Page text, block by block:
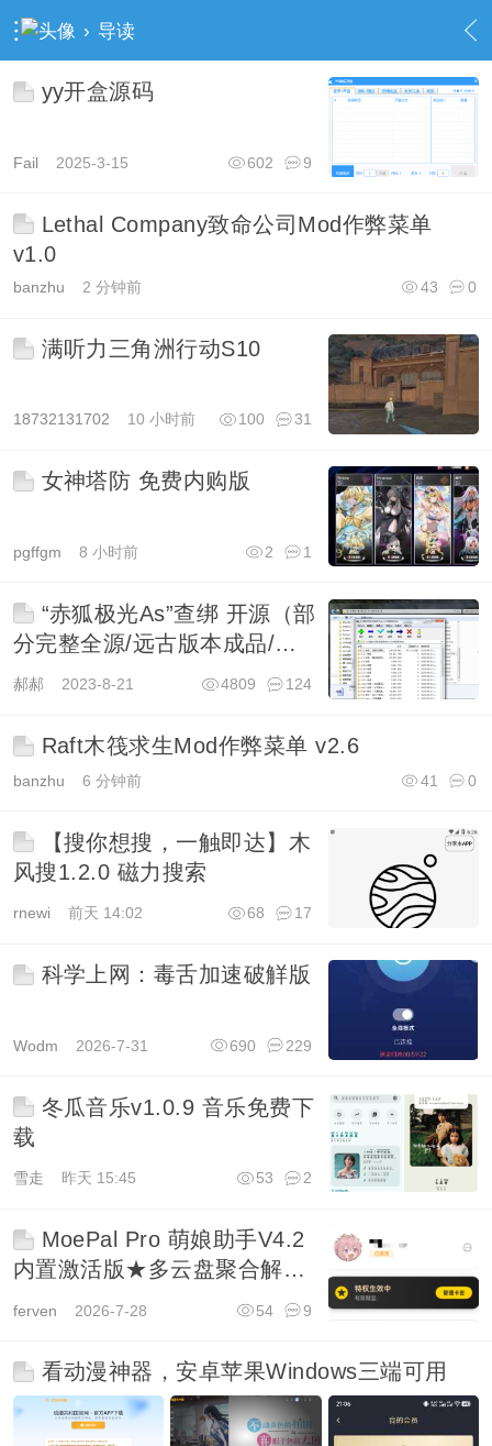
› 导读
yy开盒源码
Fail 2025-3-15 9
602
Lethal Company致命公司Mod作弊菜单
v1.0
banzhu 2 分钟前 0
43
满听力三角洲行动S10
18732131702 10 小时前 31
100
女神塔防 免费内购版
pgffgm 8 小时前 1
2
“赤狐极光As”查绑 开源（部
分完整全源/远古版本成品/残
源/API/logo）
郝郝 2023-8-21 124
4809
Raft木筏求生Mod作弊菜单 v2.6
banzhu 6 分钟前 0
41
【搜你想搜，一触即达】木
风搜1.2.0 磁力搜索
rnewi 前天 14:02 17
68
科学上网：毒舌加速破觧版
Wodm 2026-7-31 229
690
冬瓜音乐v1.0.9 音乐免费下
载
雪走 昨天 15:45 2
53
MoePal Pro 萌娘助手V4.2
内置激活版★多云盘聚合解析
ferven 2026-7-28 9
54
看动漫神器，安卓苹果Windows三端可用